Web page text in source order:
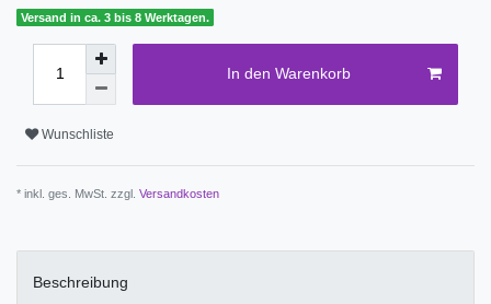
Versand in ca. 3 bis 8 Werktagen.
In den Warenkorb
Wunschliste
* inkl. ges. MwSt. zzgl. Versandkosten
Beschreibung